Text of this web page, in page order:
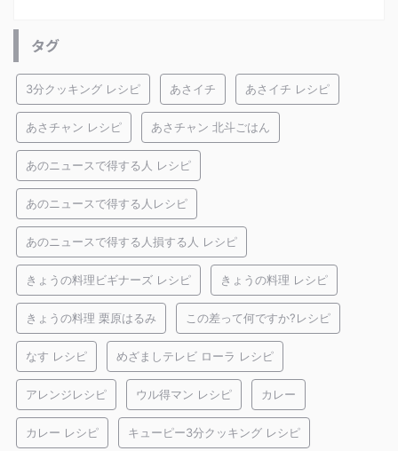
タグ
3分クッキング レシピ あさイチ あさイチ レシピ
あさチャン レシピ あさチャン 北斗ごはん
あのニュースで得する人 レシピ
あのニュースで得する人レシピ
あのニュースで得する人損する人 レシピ
きょうの料理ビギナーズ レシピ きょうの料理 レシピ
きょうの料理 栗原はるみ この差って何ですか?レシピ
なす レシピ めざましテレビ ローラ レシピ
アレンジレシピ ウル得マン レシピ カレー
カレー レシピ キューピー3分クッキング レシピ